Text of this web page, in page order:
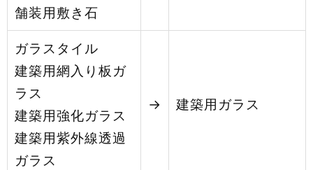
舗装用敷き石
ガラスタイル
建築用網入り板ガ
ラス
建築用強化ガラス
建築用紫外線透過
ガラス
→ 建築用ガラス